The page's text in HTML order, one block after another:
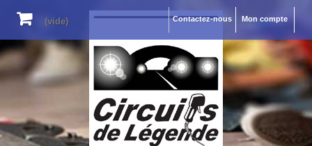
Mon compte
Contactez-nous
(vide)